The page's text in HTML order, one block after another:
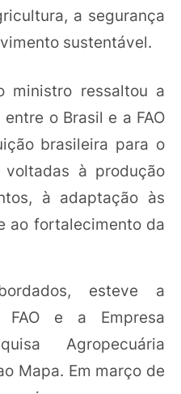
a segurança
sustentável.
ministro ressaltou a
o Brasil e a FAO
brasileira para o
à produção
à adaptação às
ao fortalecimento da
esteve a
FAO e a Empresa
Agropecuária
Mapa. Em março de